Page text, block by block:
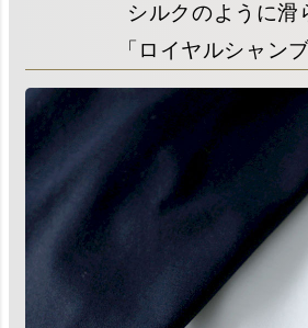
シルクのように滑
「ロイヤルシャン